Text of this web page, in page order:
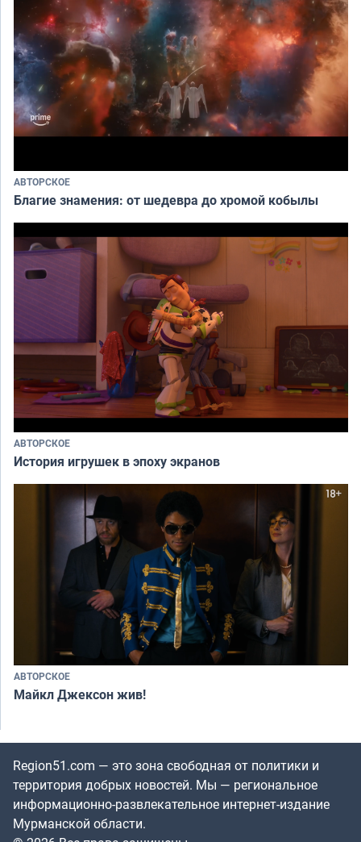
АВТОРСКОЕ
Благие знамения: от шедевра до хромой кобылы
АВТОРСКОЕ
История игрушек в эпоху экранов
АВТОРСКОЕ
Майкл Джексон жив!
Region51.com — это зона свободная от политики и
территория добрых новостей. Мы — региональное
информационно-развлекательное интернет-издание
Мурманской области.